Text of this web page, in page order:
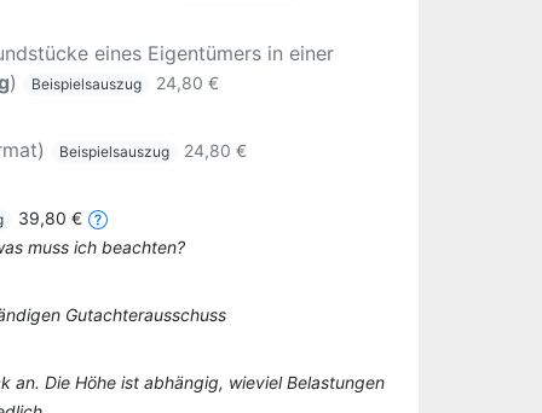
eines Eigentümers in einer
) Beispielsauszug 24,80 €
Beispielsauszug 24,80 €
39,80 €
muss ich beachten?
Gutachterausschuss
an. Die Höhe ist abhängig, wieviel Belastungen